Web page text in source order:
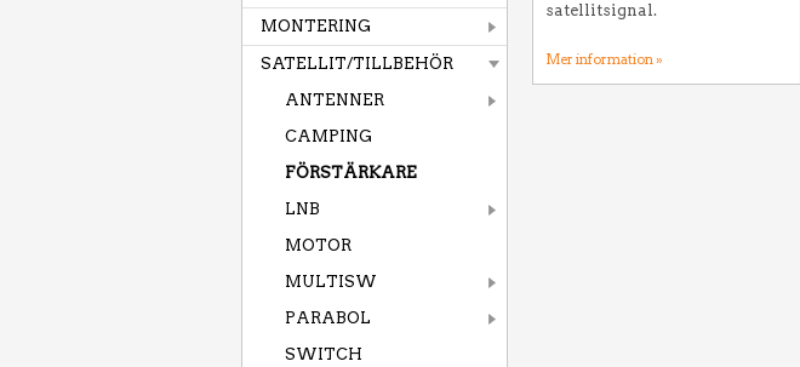
MONTERING
SATELLIT/TILLBEHÖR
ANTENNER
CAMPING
FÖRSTÄRKARE
LNB
MOTOR
MULTISW
PARABOL
SWITCH
satellitsignal.
Mer information »